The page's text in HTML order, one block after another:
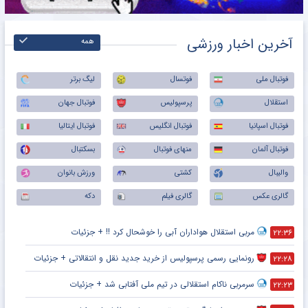
آخرین اخبار ورزشی همه
فوتبال ملی فوتسال
لیگ برتر
استقلال
پرسپولیس
فوتبال جهان
فوتبال اسپانیا
فوتبال انگلیس
فوتبال ایتالیا
فوتبال آلمان
منهای فوتبال
بسکتبال
والیبال
کشتی
ورزش بانوان
گالری عکس
گالری فیلم دکه
۲۲:۳۶ مربی استقلال هواداران آبی را خوشحال کرد !! + جزئیات
۲۲:۲۸ رونمایی رسمی پرسپولیس از خرید جدید نقل و انتقالاتی + جزئیات
۲۲:۲۳ سرمربی ناکام استقلالی در تیم ملی آفتابی شد + جزئیات